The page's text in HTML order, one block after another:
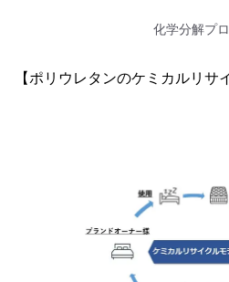
化学分解プ
【ポリウレタンのケミカルリサ